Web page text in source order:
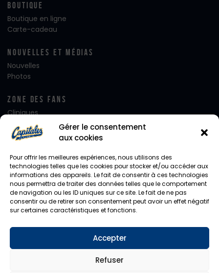
Gérer le consentement
aux cookies
Pour offrir les meilleures expériences, nous utilisons des
technologies telles que les cookies pour stocker et/ou accéder aux
informations des appareils. Le fait de consentir à ces technologies
nous permettra de traiter des données telles que le comportement
de navigation ou les ID uniques sur ce site. Le fait de ne pas
consentir ou de retirer son consentement peut avoir un effet négatif
sur certaines caractéristiques et fonctions.
Accepter
Refuser
Boutique
Boutique en ligne
Carte-cadeau
Nouvelles Et Médias
Nouvelles
Photos
Zone Des Fans
Cliniques
Club FanatiQ
Fan Club Desjardins
Alignement – Jour de Match
Journées de rêve
Notre mascotte Capi
Photo d’équipe
Facebook
Instagram